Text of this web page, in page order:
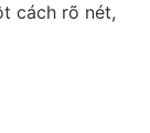
cách rõ nét,